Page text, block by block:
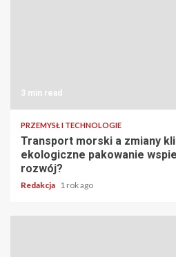
3 min read
PRZEMYSŁ I TECHNOLOGIE
Transport morski a zmiany
ekologiczne pakowanie
rozwój?
Redakcja 1 rok ago